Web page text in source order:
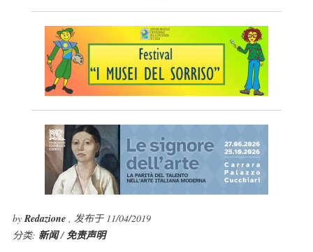
byRedazione , 发布于 11/04/2019
分类: 新闻/免责声明